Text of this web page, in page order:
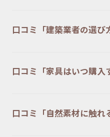
口コミ「建築業者の選び
口コミ「家具はいつ購入
口コミ「自然素材に触れ